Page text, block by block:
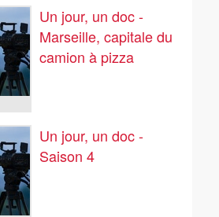
Un jour, un doc -
Marseille, capitale du
camion à pizza
Un jour, un doc -
Saison 4